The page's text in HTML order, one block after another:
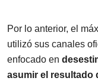
Por lo anterior, el
utilizó sus canales
enfocado en
asumir el resultado